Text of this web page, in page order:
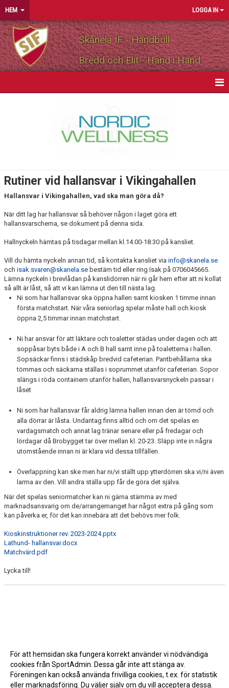
HEM LOGGA IN
Skånela IF - Handboll
Bredd och Elit - Hand i Hand
MEDLEMSAVGIFT
STÖDMEDLEM
FADDERVERKSAMHET
PROFILKLÄDER
POLICY
LOK-STÖD
LAGKASSOR
GDPR
HALLANSVAR
UTBILDNING
PARTNERS
MATCHER
KONTAKT LAG
DOMARE/FUNKTIONÄRER
Rutiner vid hallansvar i Vikingahallen
Hallansvar i Vikingahallen, vad ska man göra då?
När ditt lag har hallansvar så behöver någon i laget göra ett
hallansvarschema, se dokument på denna sida.
Hallnyckeln hämtas på tisdagar mellan kl.14.00-18.30 på kansliet.
Vill du hämta nyckeln annan tid, så kontakta kansliet via info@skanela.se
och isak.svaren@skanela.se bestäm tid eller ring Isak på 0706045665.
Lämna nyckeln i brevlådan på kanslidörren när ni går hem efter att ni kollat
så allt är låst, så att vi kan lämna ut den till nästa lag.
Ni som har hallansvar ska öppna hallen samt kiosken 1 timme innan
första matchstart. När våra seniorlag spelar måste hall och kiosk
öppna 2,5 timmar innan matchstart.
Ni har ansvar för att läktare och toaletter städas under dagen och att
soppåsar byts både i A och B hall samt inne på toaletterna i hallen.
Sopsäckar finns i städskåp bredvid cafeterian. Pantbehållarna ska
tömmas och säckarna ställas i soprummet utanför cafeterian. Sopor
slängs i röda containern utanför hallen, hallansvarsnyckeln passar i
låset
Ni som har hallansvar får aldrig lämna hallen innan den är tömd och
alla dörrar är låsta. Undantag finns alltid och om det spelas en
vardagsmatch och annat lag tränar senare eller på fredagar och
lördagar då Brobygget tar över mellan kl. 20-23. Släpp inte in några
utomstående innan ni är klara vid dessa tillfällen.
Överlappning kan ske men har ni/vi ställt upp ytterdörren ska vi/ni även
larma av den. Vill andra ställa upp får de göra det själva.
När det spelas seniormatcher kan ni gärna stämma av med
marknadsansvarig om de/arrangemanget har något extra på gång som
kan påverka er, för det kan innebära att det behövs mer folk.
Kioskinstruktioner rev. 2023-2024.pptx
Lathund- hallansvar.docx
Matchvärd.pdf
Lycka till!
För att hemsidan ska fungera korrekt använder vi nödvändiga
cookies från SportAdmin. Dessa går inte att stänga av.
Föreningen kan också använda frivilliga cookies, t.ex. för statistik
eller marknadsföring. Du väljer själv om du vill acceptera dessa.